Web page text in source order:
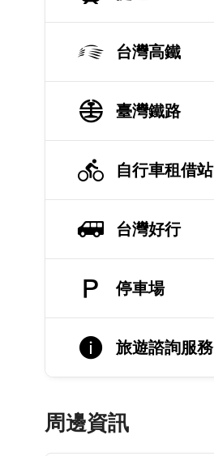
台灣高鐵
臺灣鐵路
自行車租借站
台灣好行
停車場
旅遊諮詢服務
周邊資訊